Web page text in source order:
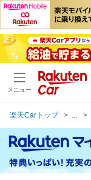
メニュー
楽天Carトップ